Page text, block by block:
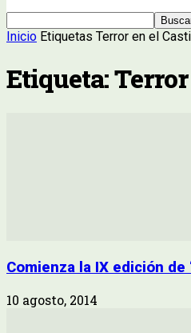
Inicio Etiquetas Terror en el
Etiqueta:
Comienza la IX edición de
10 agosto, 2014